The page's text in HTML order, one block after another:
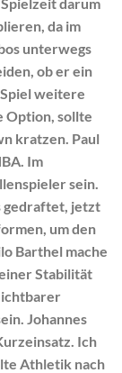
da im
unterwegs
ob er ein
weitere
Option, sollte
kratzen. Paul
Im
sein.
gedraftet, jetzt
um den
Barthel mache
Stabilität
Johannes
Ich
Athletik nach